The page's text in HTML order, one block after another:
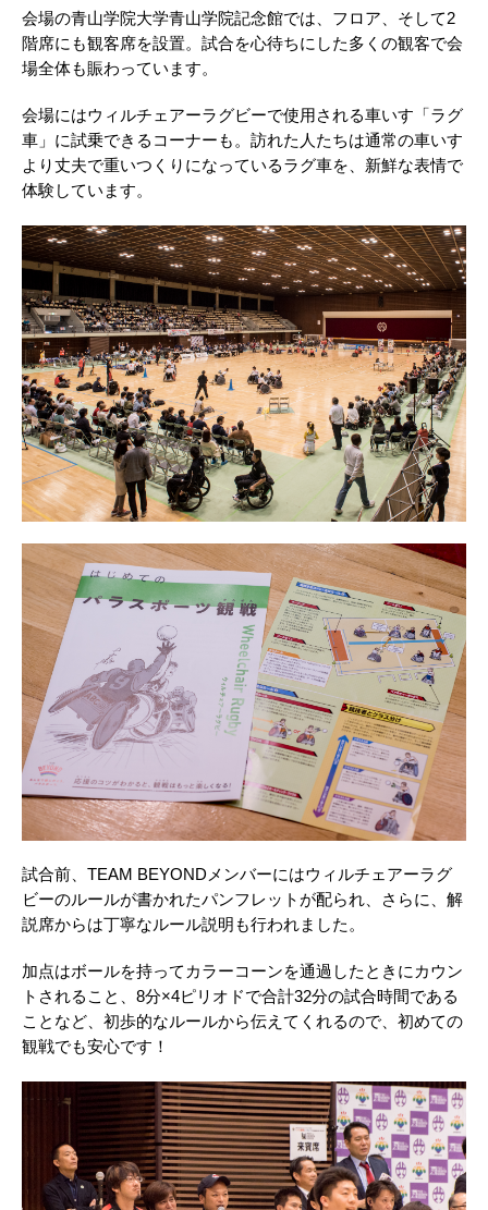
会場の青山学院大学青山学院記念館では、フロア、そして2
階席にも観客席を設置。試合を心待ちにした多くの観客で会
場全体も賑わっています。
会場にはウィルチェアーラグビーで使用される車いす「ラグ
車」に試乗できるコーナーも。訪れた人たちは通常の車いす
より丈夫で重いつくりになっているラグ車を、新鮮な表情で
体験しています。
試合前、TEAM BEYONDメンバーにはウィルチェアーラグ
ビーのルールが書かれたパンフレットが配られ、さらに、解
説席からは丁寧なルール説明も行われました。
加点はボールを持ってカラーコーンを通過したときにカウン
トされること、8分×4ピリオドで合計32分の試合時間である
ことなど、初歩的なルールから伝えてくれるので、初めての
観戦でも安心です！